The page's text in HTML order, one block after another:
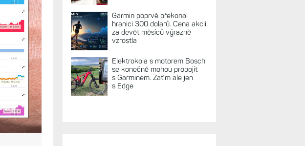
Garmin poprvé překonal
hranici 300 dolarů. Cena akcií
za devět měsíců výrazně
vzrostla
Elektrokola s motorem Bosch
se konečně mohou propojit
s Garminem. Zatím ale jen
s Edge